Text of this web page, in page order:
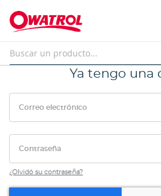
Ya tengo una
Correo electrónico
Contraseña
¿Olvidó su contraseña?